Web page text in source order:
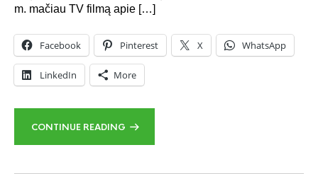
m. mačiau TV filmą apie […]
Facebook Pinterest X WhatsApp
LinkedIn More
CONTINUE READING